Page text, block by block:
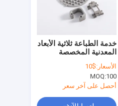
خدمة الطباعة ثلاثية الأبعاد
المعدنية المخصصة
الأسعار:$10
MOQ:100
أحصل على آخر سعر